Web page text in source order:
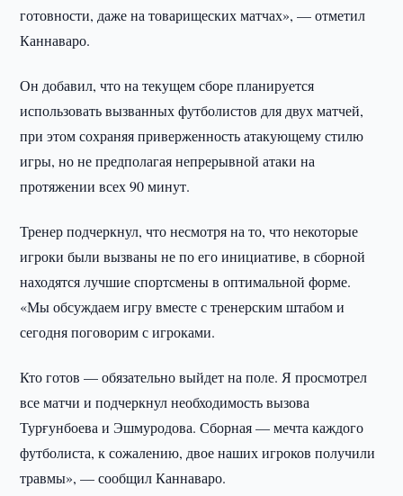
готовности, даже на товарищеских матчах», — отметил
Каннаваро.
Он добавил, что на текущем сборе планируется
использовать вызванных футболистов для двух матчей,
при этом сохраняя приверженность атакующему стилю
игры, но не предполагая непрерывной атаки на
протяжении всех 90 минут.
Тренер подчеркнул, что несмотря на то, что некоторые
игроки были вызваны не по его инициативе, в сборной
находятся лучшие спортсмены в оптимальной форме.
«Мы обсуждаем игру вместе с тренерским штабом и
сегодня поговорим с игроками.
Кто готов — обязательно выйдет на поле. Я просмотрел
все матчи и подчеркнул необходимость вызова
Турғунбоева и Эшмуродова. Сборная — мечта каждого
футболиста, к сожалению, двое наших игроков получили
травмы», — сообщил Каннаваро.